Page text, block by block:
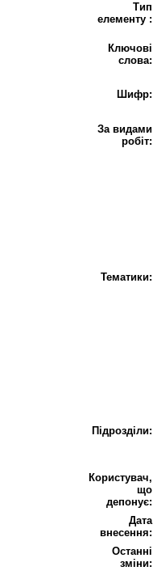
Тип
елементу :
Ключові
слова:
Шифр:
За видами
робіт:
Тематики:
Підрозділи:
Користувач,
що
депонує:
Дата
внесення:
Останні
зміни: